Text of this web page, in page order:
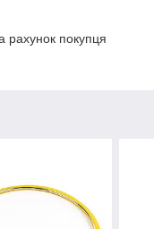
рахунок покупця